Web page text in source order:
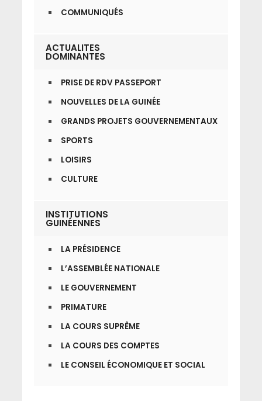
COMMUNIQUÉS
ACTUALITES
DOMINANTES
PRISE DE RDV PASSEPORT
NOUVELLES DE LA GUINÉE
GRANDS PROJETS GOUVERNEMENTAUX
SPORTS
LOISIRS
CULTURE
INSTITUTIONS
GUINÉENNES
LA PRÉSIDENCE
L’ASSEMBLÉE NATIONALE
LE GOUVERNEMENT
PRIMATURE
LA COURS SUPRÊME
LA COURS DES COMPTES
LE CONSEIL ÉCONOMIQUE ET SOCIAL